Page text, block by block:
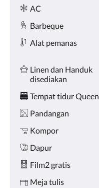
dan
sebelumnya.
Fasilitas
AC
Barbeque
Alat pemanas
Linen dan Handuk
disediakan
Tempat tidur Queen
Pandangan
Kompor
Dapur
Film2 gratis
Meja tulis